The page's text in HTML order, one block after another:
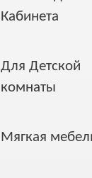
Кабинета
Для Детской
комнаты
Мягкая